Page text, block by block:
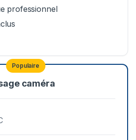
professionnel
Populaire
caméra